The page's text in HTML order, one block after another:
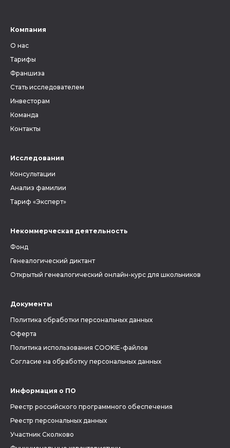
Компания
О нас
Тарифы
Франшиза
Стать исследователем
Инвесторам
Команда
Контакты
Исследования
Консультации
Анализ фамилии
Тариф «Эксперт»
Некоммерческая деятельность
Фонд
Генеалогический диктант
Открытый генеалогический онлайн-курс для школьников
Документы
Политика обработки персональных данных
Оферта
Политика использования COOKIE-файлов
Согласие на обработку персональных данных
Информация о ПО
Реестр российского программного обеспечения
Реестр персональных данных
Участник Сколково